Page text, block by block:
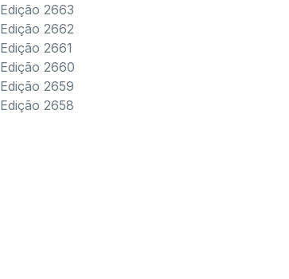
Edição 2663
Edição 2662
Edição 2661
Edição 2660
Edição 2659
Edição 2658